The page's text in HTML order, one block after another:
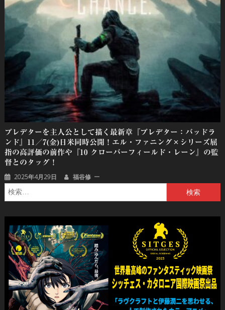
プレデターを主人公として描く最新章『プレデター：バッドラ
ンド』11／7(金)日米同時公開！エル・ファニング×シリーズ屈
指の高評価の前作や『10 クローバーフィールド・レーン』の監
督とのタッグ！
2025年4月29日 福谷修
索: